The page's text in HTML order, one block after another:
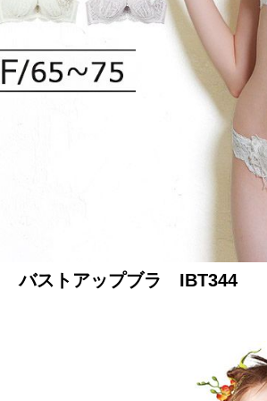
バストアップブラ IBT344